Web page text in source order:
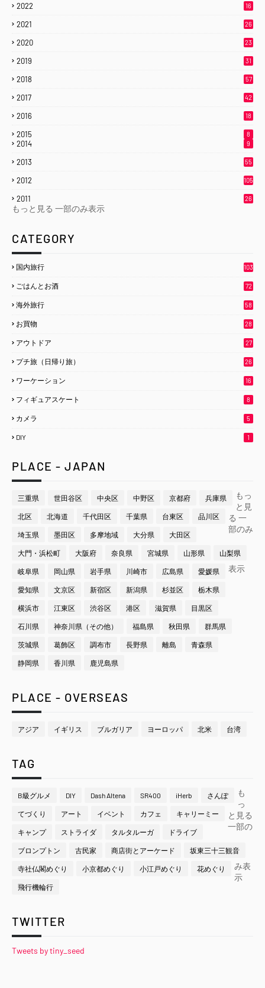
2022 16
2021 26
2020 23
2019 31
2018 57
2017 42
2016 18
2015 8
2014 9
2013 55
2012 105
2011 26
もっと見る 一部のみ表示
CATEGORY
国内旅行 103
ごはんとお酒 72
海外旅行 58
お買物 28
アウトドア 27
プチ旅（日帰り旅） 26
ワーケーション 16
フィギュアスケート 8
カメラ 5
DIY 1
PLACE - JAPAN
三重県 世田谷区 中央区 中野区 京都府 兵庫県
北区 北海道 千代田区 千葉県 台東区 品川区
埼玉県 墨田区 多摩地域 大分県 大田区
大門・浜松町 大阪府 奈良県 宮城県 山形県 山梨県
岐阜県 岡山県 岩手県 川崎市 広島県 愛媛県
愛知県 文京区 新宿区 新潟県 杉並区 栃木県
横浜市 江東区 渋谷区 港区 滋賀県 目黒区
石川県 神奈川県（その他） 福島県 秋田県 群馬県
茨城県 葛飾区 調布市 長野県 離島 青森県
静岡県 香川県 鹿児島県
もっ
と見
る 一
部のみ
表示
PLACE - OVERSEAS
アジア イギリス ブルガリア ヨーロッパ 北米 台湾
TAG
B級グルメ DIY Dash Altena SR400 iHerb さんぽ
てづくり アート イベント カフェ キャリーミー
キャンプ ストライダ タルタルーガ ドライブ
ブロンプトン 古民家 商店街とアーケード 坂東三十三観音
寺社仏閣めぐり 小京都めぐり 小江戸めぐり 花めぐり
飛行機輪行
も
っ
と見る
一部の
み表
示
TWITTER
Tweets by tiny_seed